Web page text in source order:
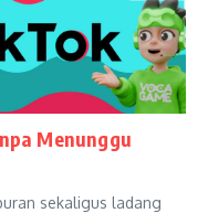
Menunggu
sekaligus ladang